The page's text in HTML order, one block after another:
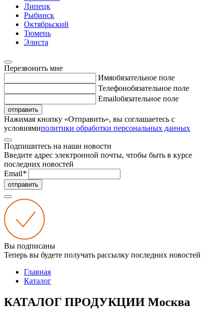
Липецк
Рыбинск
Октябрьский
Тюмень
Элиста
Перезвонить мне
Имяобязательное поле
Телефонобязательное поле
Emailобязательное поле
отправить
Нажимая кнопку «Отправить», вы соглашаетесь с
условиямиполитики обработки персональных данных
Подпишитесь на наши новости
Введите адрес электронной почты, чтобы быть в курсе
последних новостей
Email*
отправить
Вы подписаны
Теперь вы будете получать рассылку последних новостей
Главная
Каталог
КАТАЛОГ ПРОДУКЦИИ Москва